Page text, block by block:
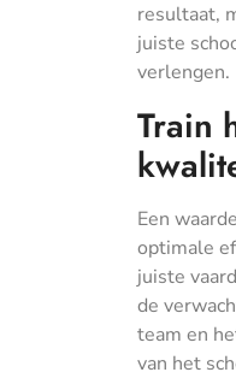
resultaat,
juiste
verlengen.
Train
Een
optimale
juiste
de
team en
van het